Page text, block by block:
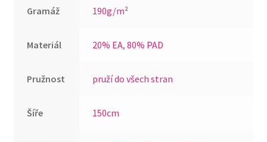
Gramáž 190g/m²
Materiál 20% EA,80% PAD
Pružnost pruží do všech stran
Šíře 150cm